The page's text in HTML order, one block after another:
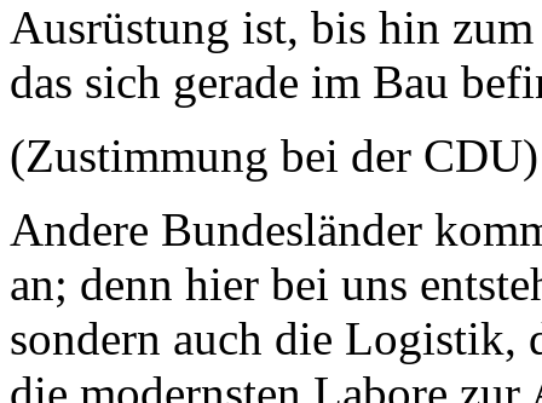
Ausrüstung ist, bis hin
das sich gerade im Bau
(Zustimmung bei der CDU)
Andere Bundesländer
an; denn hier bei uns
sondern auch die Logistik,